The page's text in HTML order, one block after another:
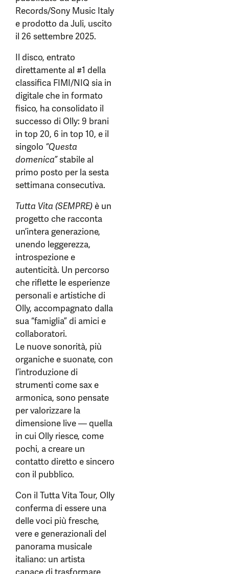
Records/Sony Music Italy
e prodotto da Juli, uscito
il 26 settembre 2025.
Il disco, entrato
direttamente al #1 della
classifica FIMI/NIQ sia in
digitale che in formato
fisico, ha consolidato il
successo di Olly: 9 brani
in top 20, 6 in top 10, e il
singolo “Questa
domenica”stabile al
primo posto per la sesta
settimana consecutiva.
Tutta Vita (SEMPRE)è un
progetto che racconta
un’intera generazione,
unendo leggerezza,
introspezione e
autenticità. Un percorso
che riflette le esperienze
personali e artistiche di
Olly, accompagnato dalla
sua “famiglia” di amici e
collaboratori.
Le nuove sonorità, più
organiche e suonate, con
l’introduzione di
strumenti come sax e
armonica, sono pensate
per valorizzare la
dimensione live — quella
in cui Olly riesce, come
pochi, a creare un
contatto diretto e sincero
con il pubblico.
Con il Tutta Vita Tour, Olly
conferma di essere una
delle voci più fresche,
vere e generazionali del
panorama musicale
italiano: un artista